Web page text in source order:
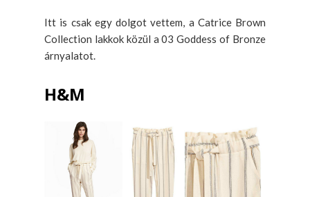
Itt is csak egy dolgot vettem, a Catrice Brown
Collection lakkok közül a 03 Goddess of Bronze
árnyalatot.
H&M